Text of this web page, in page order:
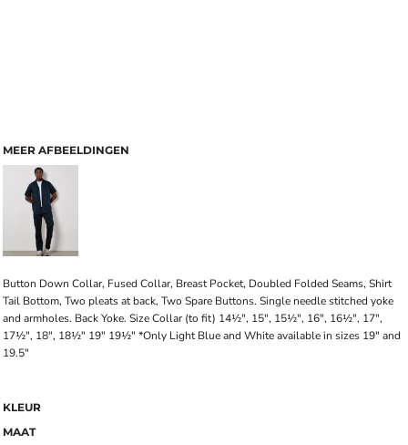
MEER AFBEELDINGEN
Button Down Collar, Fused Collar, Breast Pocket, Doubled Folded Seams, Shirt
Tail Bottom, Two pleats at back, Two Spare Buttons. Single needle stitched yoke
and armholes. Back Yoke. Size Collar (to fit) 14½", 15", 15½", 16", 16½", 17",
17½", 18", 18½" 19" 19½" *Only Light Blue and White available in sizes 19" and
19.5"
KLEUR
MAAT